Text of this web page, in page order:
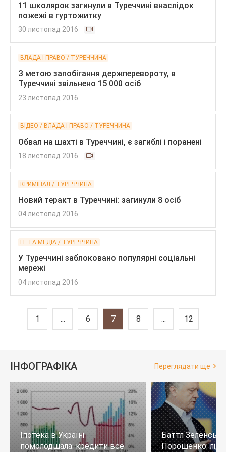
11 школярок загинули в Туреччині внаслідок
пожежі в гуртожитку
30 листопад 2016
ВЛАДА І ПРАВО / ТУРЕЧЧИНА
З метою запобігання держперевороту, в
Туреччині звільнено 15 000 осіб
23 листопад 2016
ВІДЕО / ВЛАДА І ПРАВО / ТУРЕЧЧИНА
Обвал на шахті в Туреччині, є загиблі і поранені
18 листопад 2016
КРИМІНАЛ / ТУРЕЧЧИНА
Новий теракт в Туреччині: загинули 8 осіб
04 листопад 2016
IT ТА МЕДІА / ТУРЕЧЧИНА
У Туреччині заблоковано популярні соціальні
мережі
04 листопад 2016
1 ... 6 7 8 ... 12
ІНФОГРАФІКА Переглядати ще
Іпотека в Україні
помолодшала: кредити все
Баттл
Порошенко: